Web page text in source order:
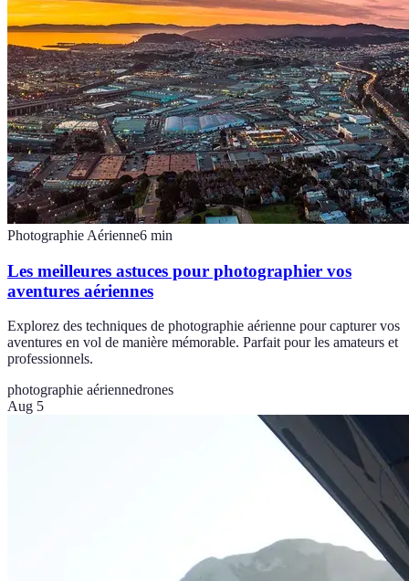
Photographie Aérienne6 min
Les meilleures astuces pour photographier vos
aventures aériennes
Explorez des techniques de photographie aérienne pour capturer vos
aventures en vol de manière mémorable. Parfait pour les amateurs et
professionnels.
photographie aériennedrones
Aug 5